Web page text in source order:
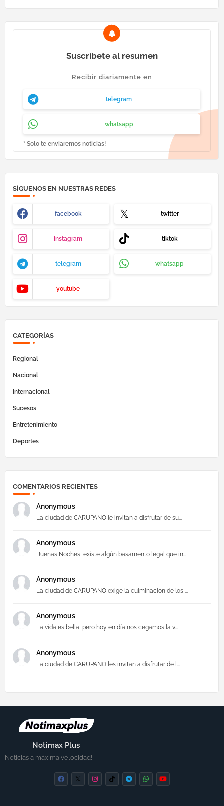
Suscríbete al resumen
Recibir diariamente en
telegram
whatsapp
* Solo te enviaremos noticias!
SÍGUENOS EN NUESTRAS REDES
facebook twitter
instagram tiktok
telegram whatsapp
youtube
CATEGORÍAS
Regional
Nacional
Internacional
Sucesos
Entretenimiento
Deportes
COMENTARIOS RECIENTES
Anonymous
La ciudad de CARUPANO le invitan a disfrutar de su...
Anonymous
Buenas Noches, existe algún basamento legal que in...
Anonymous
La ciudad de CARUPANO exige la culminacion de los ...
Anonymous
La vida es bella, pero hoy en día nos cegamos la v...
Anonymous
La ciudad de CARUPANO les invitan a disfrutar de l...
Notimax Plus
Noticias a máxima velocidad!